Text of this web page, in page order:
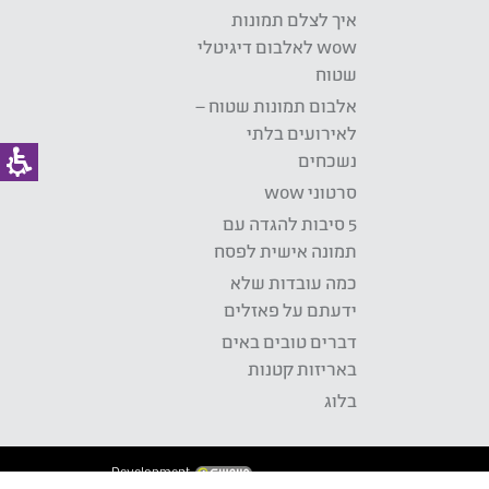
איך לצלם תמונות
wow לאלבום דיגיטלי
שטוח
אלבום תמונות שטוח –
לאירועים בלתי
נשכחים
סרטוני wow
5 סיבות להגדה עם
תמונה אישית לפסח
כמה עובדות שלא
ידעתם על פאזלים
דברים טובים באים
באריזות קטנות
בלוג
Development: